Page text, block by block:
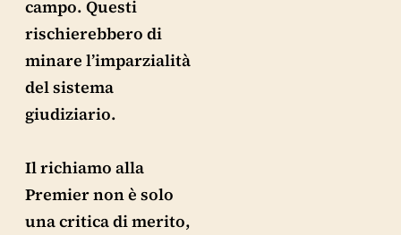
campo. Questi
rischierebbero di
minare l’imparzialità
del sistema
giudiziario.
Il richiamo alla
Premier non è solo
una critica di merito,